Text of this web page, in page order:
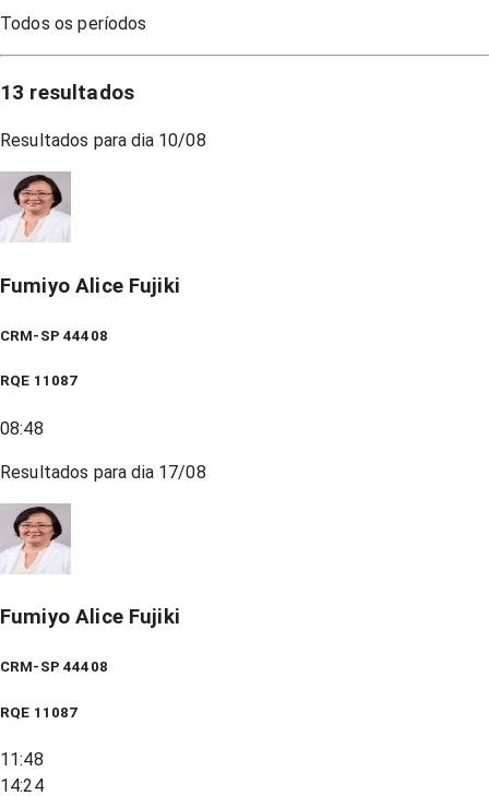
Todos os períodos
13 resultados
Resultados para dia 10/08
Fumiyo Alice Fujiki
CRM-SP 44408
RQE 11087
08:48
Resultados para dia 17/08
Fumiyo Alice Fujiki
CRM-SP 44408
RQE 11087
11:48
14:24